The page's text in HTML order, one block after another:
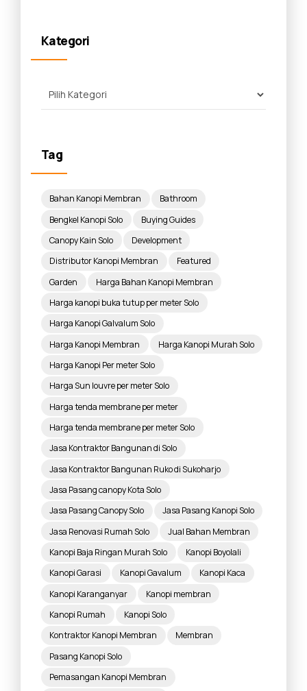
Kategori
Tag
Bahan Kanopi Membran
Bathroom
Bengkel Kanopi Solo
Buying Guides
Canopy Kain Solo
Development
Distributor Kanopi Membran
Featured
Garden
Harga Bahan Kanopi Membran
Harga kanopi buka tutup per meter Solo
Harga Kanopi Galvalum Solo
Harga Kanopi Membran
Harga Kanopi Murah Solo
Harga Kanopi Per meter Solo
Harga Sun louvre per meter Solo
Harga tenda membrane per meter
Harga tenda membrane per meter Solo
Jasa Kontraktor Bangunan di Solo
Jasa Kontraktor Bangunan Ruko di Sukoharjo
Jasa Pasang canopy Kota Solo
Jasa Pasang Canopy Solo
Jasa Pasang Kanopi Solo
Jasa Renovasi Rumah Solo
Jual Bahan Membran
Kanopi Baja Ringan Murah Solo
Kanopi Boyolali
Kanopi Garasi
Kanopi Gavalum
Kanopi Kaca
Kanopi Karanganyar
Kanopi membran
Kanopi Rumah
Kanopi Solo
Kontraktor Kanopi Membran
Membran
Pasang Kanopi Solo
Pemasangan Kanopi Membran